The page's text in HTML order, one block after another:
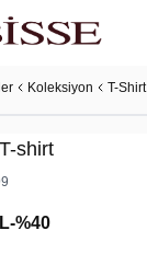
Koleksiyon T-Shirt
shirt
-%40